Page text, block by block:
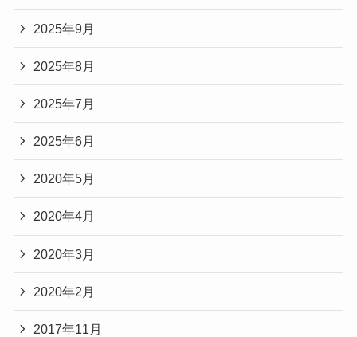
2025年9月
2025年8月
2025年7月
2025年6月
2020年5月
2020年4月
2020年3月
2020年2月
2017年11月